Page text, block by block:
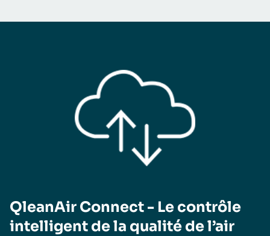
QleanAir Connect - Le contrôle
intelligent de la qualité de l’air